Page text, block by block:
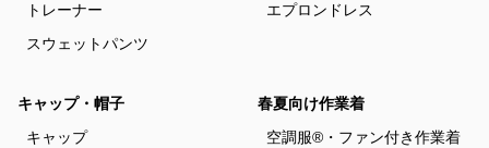
トレーナー
スウェットパンツ
エプロンドレス
キャップ・帽子
キャップ
春夏向け作業着
空調服®・ファン付き作業着